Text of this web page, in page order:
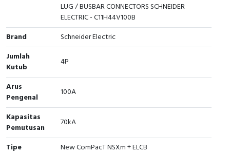
Joystick Controller
Foot Switch
Tower Light
Accessories
Exlhoist / Wireless Crane Controller
Cable Operated Switch
MCB Box
Motion Sensors
Accessories
Accessories Elektrikal
Empty Box
Panel Box
LUG / BUSBAR CONNECTORS SCHNEIDER
ELECTRIC - C11H44V100B
Brand
Schneider Electric
Jumlah
Kutub
4P
Arus
Pengenal
100A
Kapasitas
Pemutusan
70kA
Tipe
New ComPacT NSXm + ELCB